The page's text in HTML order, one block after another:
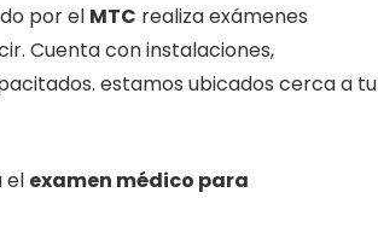
por el MTC realiza exámenes
Cuenta con instalaciones,
estamos ubicados cerca a tu
el examen médico para